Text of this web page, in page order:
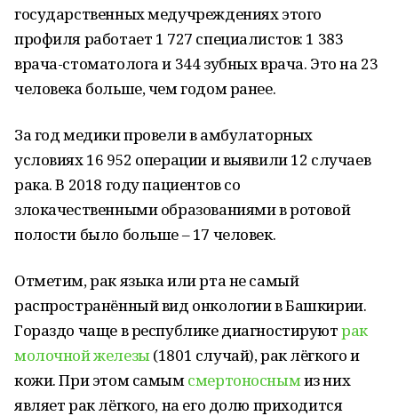
государственных медучреждениях этого
профиля работает 1 727 специалистов: 1 383
врача-стоматолога и 344 зубных врача. Это на 23
человека больше, чем годом ранее.
За год медики провели в амбулаторных
условиях 16 952 операции и выявили 12 случаев
рака. В 2018 году пациентов со
злокачественными образованиями в ротовой
полости было больше – 17 человек.
Отметим, рак языка или рта не самый
распространённый вид онкологии в Башкирии.
Гораздо чаще в республике диагностируютрак
молочной железы(1801 случай), рак лёгкого и
кожи. При этом самымсмертоноснымиз них
являет рак лёгкого, на его долю приходится